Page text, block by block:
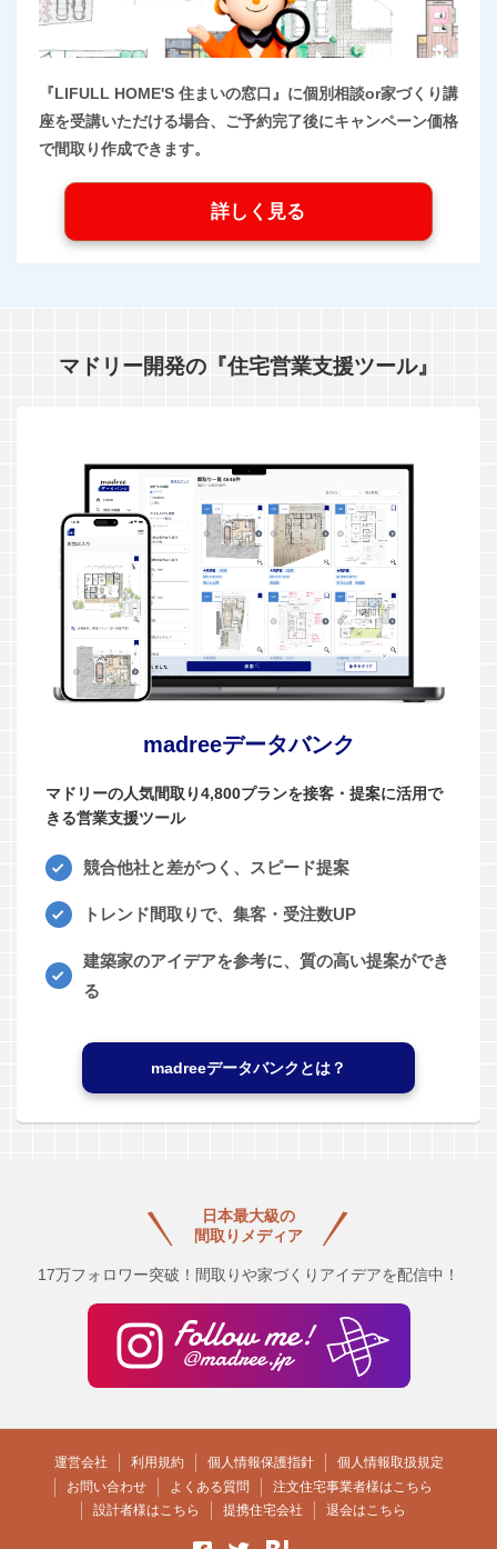
『LIFULL HOME'S 住まいの窓口』に個別相談or家づくり講
座を受講いただける場合、ご予約完了後にキャンペーン価格
で間取り作成できます。
詳しく見る
マドリー開発の『住宅営業支援ツール』
madreeデータバンク
マドリーの人気間取り4,800プランを接客・提案に活用で
きる営業支援ツール
競合他社と差がつく、スピード提案
トレンド間取りで、集客・受注数UP
建築家のアイデアを参考に、質の高い提案ができ
る
madreeデータバンクとは？
日本最大級の
間取りメディア
17万フォロワー突破！間取りや家づくりアイデアを配信中！
運営会社 利用規約 個人情報保護指針
個人情報取扱規定
お問い合わせ
よくある質問
注文住宅事業者様はこちら
設計者様はこちら
提携住宅会社 退会はこちら